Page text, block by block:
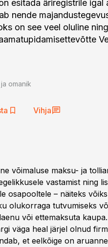
esitada äriregistrile igal
nende
on see veel oluline
omanik
Vihja
võimaluse maksu- ja
vastamist ning
osapooltele – näiteks
olukorraga tutvumiseks
või ettemaksuta
väga heal järjel olnud
et eelkõige on